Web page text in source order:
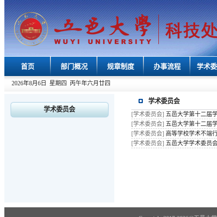
首页 部门概况 规章制度 办事流程 学术
2026年8月6日 星期四 丙午年六月廿四
学术委员会
学术委员会
[学术委员会] 五邑大学第十二届
[学术委员会] 五邑大学第十二届
[学术委员会] 高等学校学术不端
[学术委员会] 五邑大学学术委员